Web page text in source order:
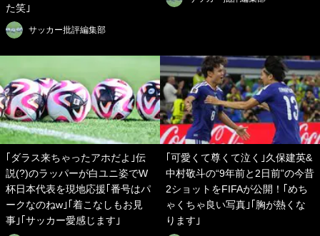
た笑｣
サッカー批評編集部
｢ダラス来ちゃったアホだよ｣伝
説(?)のラッパーが白ユニ姿でW
杯日本代表を現地応援｢番号はパ
ークなのねw｣｢着こなしもお見
事｣｢サッカー愛感じます｣
｢可愛くて尊くて泣く｣久保建英&
中村敬斗の“9年前と2日前”の今昔
2ショットをFIFAが公開！｢めち
ゃくちゃ良い写真｣｢胸が熱くな
ります｣